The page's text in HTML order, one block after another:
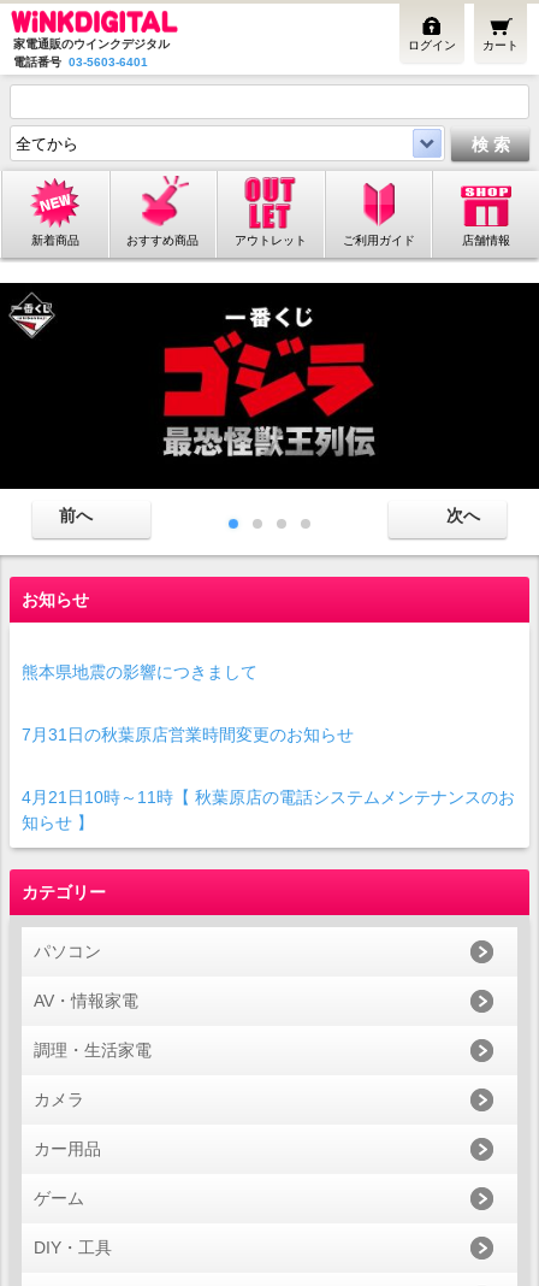
家電通販のウインクデジタル
電話番号 03-5603-6401
カート
ログイン
新着商品 おすすめ商品 アウトレット ご利用ガイド 店舗情報
お知らせ
熊本県地震の影響につきまして
7月31日の秋葉原店営業時間変更のお知らせ
4月21日10時～11時【 秋葉原店の電話システムメンテナンスのお
知らせ 】
カテゴリー
パソコン
AV・情報家電
調理・生活家電
カメラ
カー用品
ゲーム
DIY・工具